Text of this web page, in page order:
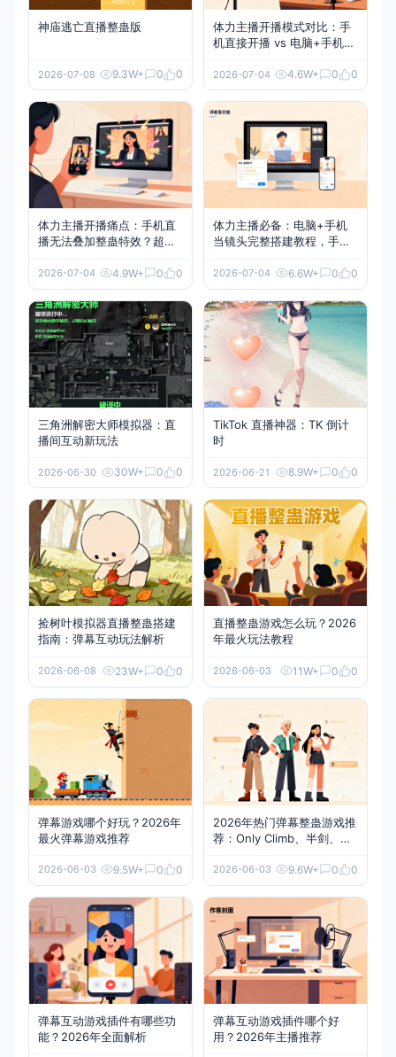
神庙逃亡直播整蛊版
2026-07-08 9.3W+ 0 0
体力主播开播模式对比：手
机直接开播 vs 电脑+手机方
2026-07-04 4.6W+ 0 0
体力主播开播痛点：手机直
播无法叠加整蛊特效？超人
2026-07-04 4.9W+ 0 0
体力主播必备：电脑+手机
当镜头完整搭建教程，手把
2026-07-04 6.6W+ 0 0
三角洲解密大师模拟器：直
播间互动新玩法
2026-06-30 30W+ 0 0
TikTok 直播神器：TK 倒计
时
2026-06-21 8.9W+ 0 0
捡树叶模拟器直播整蛊搭建
指南：弹幕互动玩法解析
2026-06-08 23W+ 0 0
直播整蛊游戏怎么玩？2026
年最火玩法教程
2026-06-03 11W+ 0 0
弹幕游戏哪个好玩？2026年
最火弹幕游戏推荐
2026-06-03 9.5W+ 0 0
2026年热门弹幕整蛊游戏推
荐：Only Climb、半剑、超
2026-06-03 9.6W+ 0 0
弹幕互动游戏插件有哪些功
能？2026年全面解析
弹幕互动游戏插件哪个好
用？2026年主播推荐